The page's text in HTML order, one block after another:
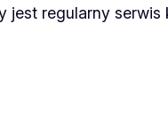
jest regularny